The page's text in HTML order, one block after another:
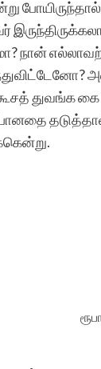
போயிருந்தால்
நான்
துவங்க கை